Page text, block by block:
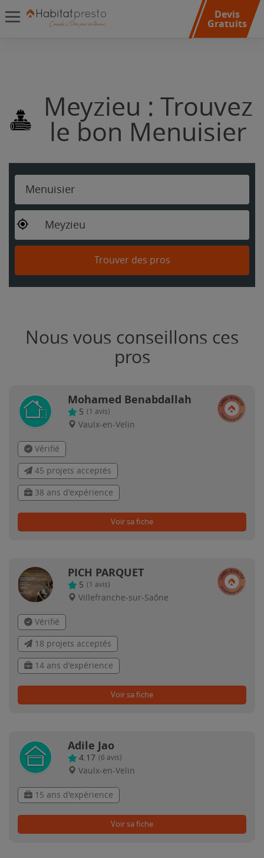
Devis
Gratuits
Meyzieu : Trouvez
le bon Menuisier
Menuisier
Meyzieu
Trouver des pros
Nous vous conseillons ces
pros
Mohamed Benabdallah
5 (1 avis)
Vaulx-en-Velin
Vérifié
45 projets acceptés
38 ans d'expérience
Voir sa fiche
PICH PARQUET
5 (1 avis)
Villefranche-sur-Saône
Vérifié
18 projets acceptés
14 ans d'expérience
Voir sa fiche
Adile Jao
4.17 (6 avis)
Vaulx-en-Velin
15 ans d'expérience
Voir sa fiche